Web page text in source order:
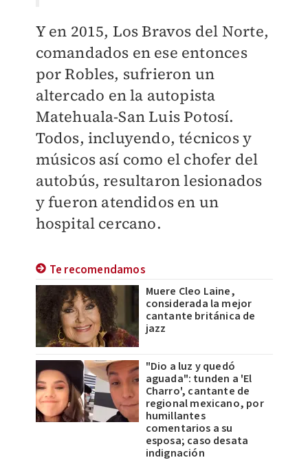
Y en 2015, Los Bravos del Norte,
comandados en ese entonces
por Robles, sufrieron un
altercado en la autopista
Matehuala-San Luis Potosí.
Todos, incluyendo, técnicos y
músicos así como el chofer del
autobús, resultaron lesionados
y fueron atendidos en un
hospital cercano.
Te recomendamos
Muere Cleo Laine,
considerada la mejor
cantante británica de
jazz
"Dio a luz y quedó
aguada": tunden a 'El
Charro', cantante de
regional mexicano, por
humillantes
comentarios a su
esposa; caso desata
indignación